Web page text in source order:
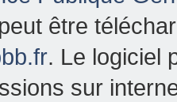
être
. Le logiciel
sur